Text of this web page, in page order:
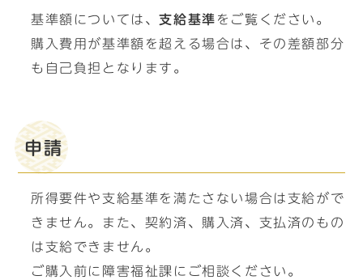
基準額については、支給基準 をご覧ください。
購入費用が基準額を超える場合は、その差額部分
も自己負担となります。
申請
所得要件や支給基準を満たさない場合は支給がで
きません。また、契約済、購入済、支払済のもの
は支給できません。
ご購入前に障害福祉課にご相談ください。